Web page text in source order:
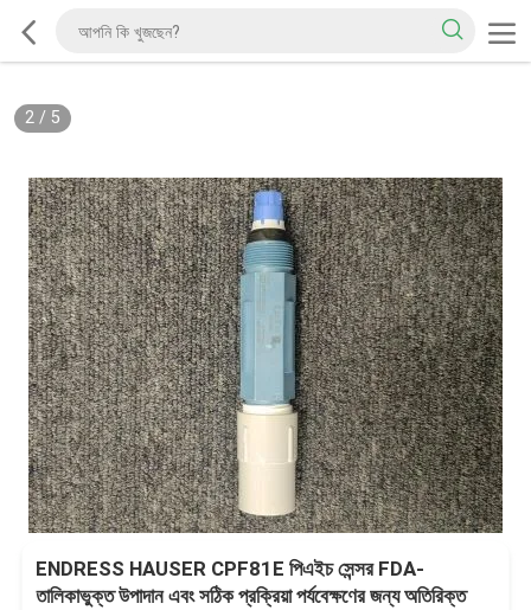
2/ 5
ENDRESS HAUSER CPF81E পিএইচ সেন্সর FDA-
তালিকাভুক্ত উপাদান এবং সঠিক প্রক্রিয়া পর্যবেক্ষণের জন্য অতিরিক্ত